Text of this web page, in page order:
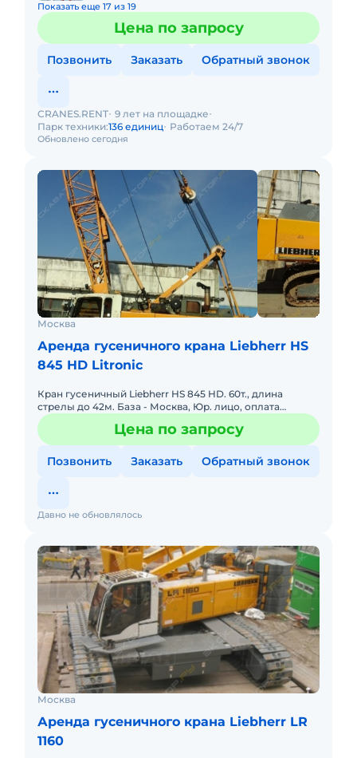
Показать еще 17 из 19
Цена по запросу
Позвонить Заказать Обратный звонок
Обновлено сегодня
CRANES.RENT 9 лет на площадке
Парк техники:136 единиц Работаем 24/7
Москва
Аренда гусеничного крана Liebherr HS
845 HD Litronic
Кран гусеничный Liebherr HS 845 HD. 60т., длина
стрелы до 42м. База - Москва, Юр. лицо, оплата
безнал, цена договорная.
Цена по запросу
Позвонить Заказать Обратный звонок
Давно не обновлялось
Москва
Аренда гусеничного крана Liebherr LR
1160